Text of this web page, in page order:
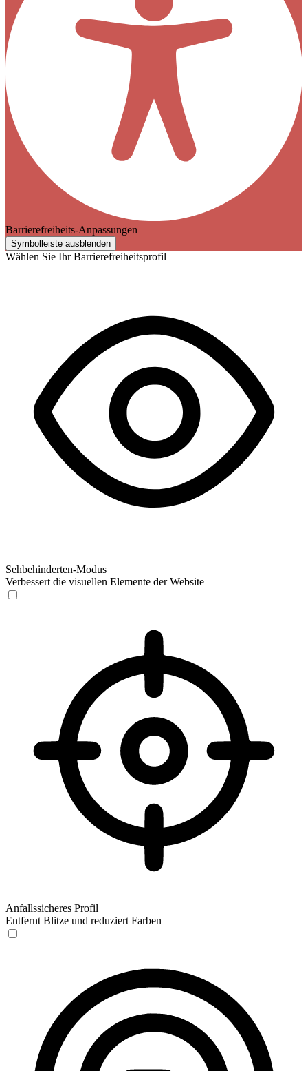
Barrierefreiheits-Anpassungen
Symbolleiste ausblenden
Wählen Sie Ihr Barrierefreiheitsprofil
Sehbehinderten-Modus
Verbessert die visuellen Elemente der Website
Anfallssicheres Profil
Entfernt Blitze und reduziert Farben